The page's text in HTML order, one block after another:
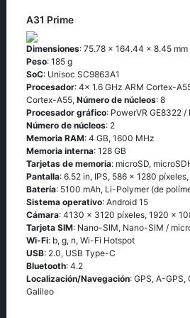
A31 Prime
Dimensiones: 75.78 x 164.44 x 8.45 mm
Peso: 185 g
SoC: Unisoc SC9863A1
Procesador: 4x 1.6 GHz ARM Cortex-
Cortex-A55, Número de núcleos: 8
Procesador gráfico: PowerVR GE8322
Número de núcleos: 2
Memoria RAM: 4 GB, 1600 MHz
Memoria interna: 128 GB
Tarjetas de memoria: microSD,
Pantalla: 6.52 in, IPS, 586 x 1280
Batería: 5100 mAh, Li-Polymer (de
Sistema operativo: Android 15
Cámara: 4130 x 3120 píxeles, 1920 x
Tarjeta SIM: Nano-SIM, Nano-SIM /
Wi-Fi: b, g, n, Wi-Fi Hotspot
USB: 2.0, USB Type-C
Bluetooth: 4.2
Localización/Navegación: GPS, A-GPS,
Galileo